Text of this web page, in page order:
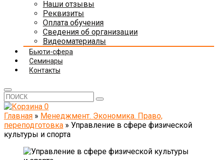
Наши отзывы
Реквизиты
Оплата обучения
Сведения об организации
Видеоматериалы
Бьюти-сфера
Семинары
Контакты
0
Главная » Менеджмент. Экономика. Право,
переподготовка » Управление в сфере физической
культуры и спорта